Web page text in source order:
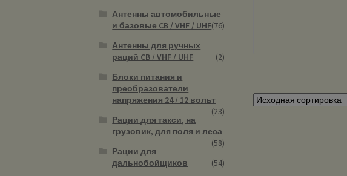
Антенны автомобильные
и базовые CB / VHF / UHF(76)
Антенны для ручных
раций CB / VHF / UHF
(2)
Блоки питания и
преобразователи
напряжения 24 / 12 вольт
(23)
Рации для такси, на
грузовик, для поля и леса
(58)
Рации для
дальнобойщиков
(54)